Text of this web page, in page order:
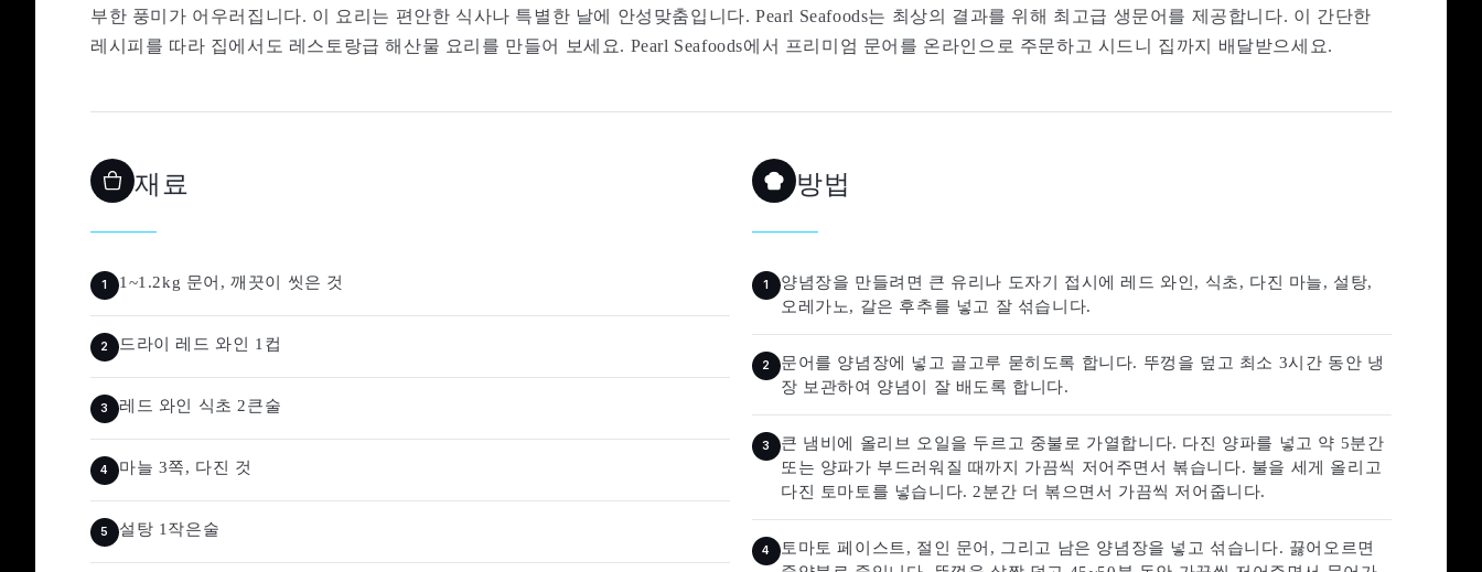
부한 풍미가 어우러집니다. 이 요리는 편안한 식사나 특별한 날에 안성맞춤입니다. Pearl Seafoods는 최상의 결과를 위해 최고급 생문어를 제공합니다. 이 간단한
레시피를 따라 집에서도 레스토랑급 해산물 요리를 만들어 보세요. Pearl Seafoods에서 프리미엄 문어를 온라인으로 주문하고 시드니 집까지 배달받으세요.
재료
1~1.2kg 문어, 깨끗이 씻은 것
드라이 레드 와인 1컵
레드 와인 식초 2큰술
마늘 3쪽, 다진 것
설탕 1작은술
방법
양념장을 만들려면 큰 유리나 도자기 접시에 레드 와인, 식초, 다진 마늘, 설탕,
오레가노, 갈은 후추를 넣고 잘 섞습니다.
문어를 양념장에 넣고 골고루 묻히도록 합니다. 뚜껑을 덮고 최소 3시간 동안 냉
장 보관하여 양념이 잘 배도록 합니다.
큰 냄비에 올리브 오일을 두르고 중불로 가열합니다. 다진 양파를 넣고 약 5분간
또는 양파가 부드러워질 때까지 가끔씩 저어주면서 볶습니다. 불을 세게 올리고
다진 토마토를 넣습니다. 2분간 더 볶으면서 가끔씩 저어줍니다.
토마토 페이스트, 절인 문어, 그리고 남은 양념장을 넣고 섞습니다. 끓어오르면